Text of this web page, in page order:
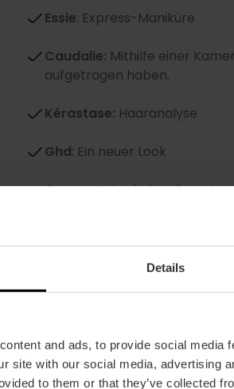
Details
and ads, to provide social media
site with our social media, advertising
to them or that they’ve collected
Essie: Express-Maniküre
Caudalie: Mithilfe einer
aufgetragen haben.
Kérastase: Haaranalyse
Ghd: Ein neuer Look
Cocunat:Analysiert Ihren
Foreo: Hier können Sie
Charlotte Tilbury
: Ist mit
Carolina Herrera:Bietet eine
Olistic: Bietet Ihnen die